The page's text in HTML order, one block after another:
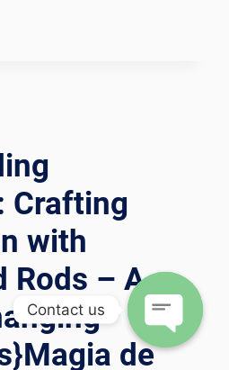
Crafting
with
Rods – A
de
Contact us